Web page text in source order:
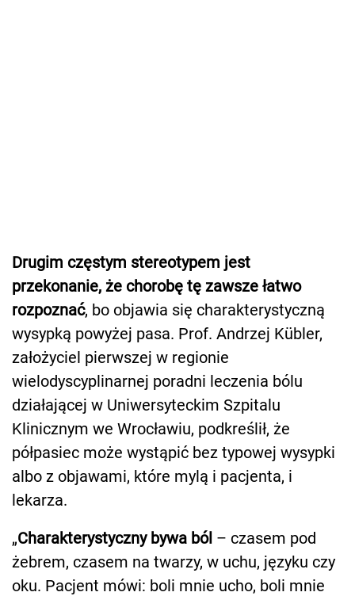
Drugim częstym stereotypem jest
przekonanie, że chorobę tę zawsze łatwo
rozpoznać, bo objawia się charakterystyczną
wysypką powyżej pasa. Prof. Andrzej Kübler,
założyciel pierwszej w regionie
wielodyscyplinarnej poradni leczenia bólu
działającej w Uniwersyteckim Szpitalu
Klinicznym we Wrocławiu, podkreślił, że
półpasiec może wystąpić bez typowej wysypki
albo z objawami, które mylą i pacjenta, i
lekarza.
„Charakterystyczny bywa ból – czasem pod
żebrem, czasem na twarzy, w uchu, języku czy
oku. Pacjent mówi: boli mnie ucho, boli mnie